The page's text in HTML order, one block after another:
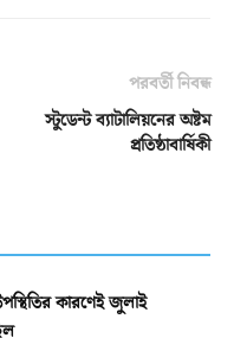
পরবর্তী নিবন্ধ
স্টুডেন্ট ব্যাটালিয়নের অষ্টম
প্রতিষ্ঠাবার্ষিকী
কারণেই জুলাই